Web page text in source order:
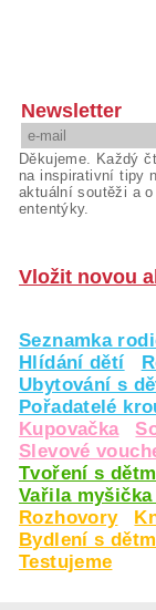
Newsletter
Děkujeme. Každý
na inspirativní tipy
aktuální soutěži a
ententýky.
Vložit novou
Seznamka
Hlídání dětí
Ubytování s
Pořadatelé
Kupovačka
Slevové
Tvoření s
Vařila
Rozhovory
Bydlení s
Testujeme